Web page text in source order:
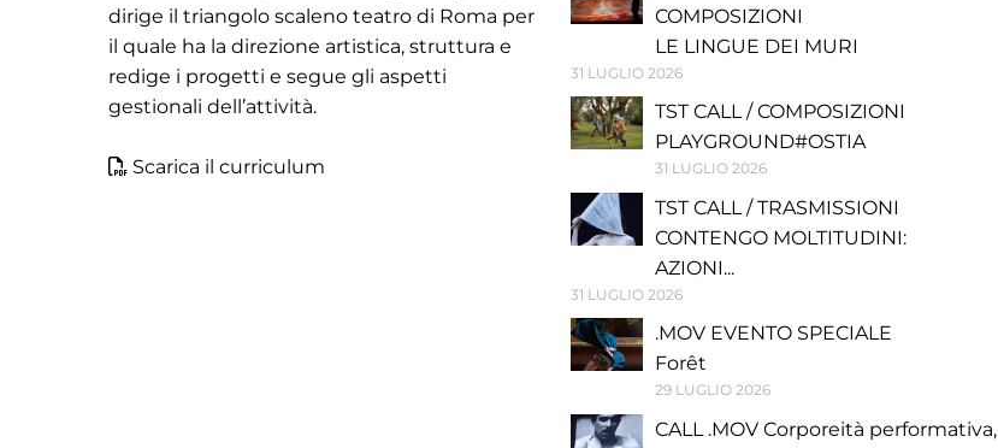
dirige il triangolo scaleno teatro di Roma per
il quale ha la direzione artistica, struttura e
redige i progetti e segue gli aspetti
gestionali dell’attività.
Scarica il curriculum
COMPOSIZIONI
LE LINGUE DEI MURI
31 LUGLIO 2026
TST CALL / COMPOSIZIONI
PLAYGROUND#OSTIA
31 LUGLIO 2026
TST CALL / TRASMISSIONI
CONTENGO MOLTITUDINI:
AZIONI...
31 LUGLIO 2026
.MOV EVENTO SPECIALE
Forêt
29 LUGLIO 2026
CALL .MOV Corporeità performativa,